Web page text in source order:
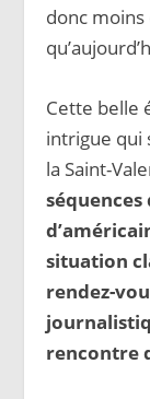
donc
Cette belle
intrigue qui
la Saint-
séquences
situation
rendez-
rencontre